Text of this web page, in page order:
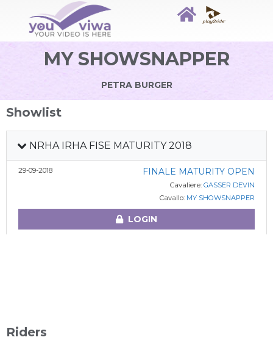
MY SHOWSNAPPER
PETRA BURGER
Showlist
NRHA IRHA FISE MATURITY 2018
29-09-2018 FINALE MATURITY OPEN
Cavaliere: GASSER DEVIN
Cavallo: MY SHOWSNAPPER
LOGIN
Riders